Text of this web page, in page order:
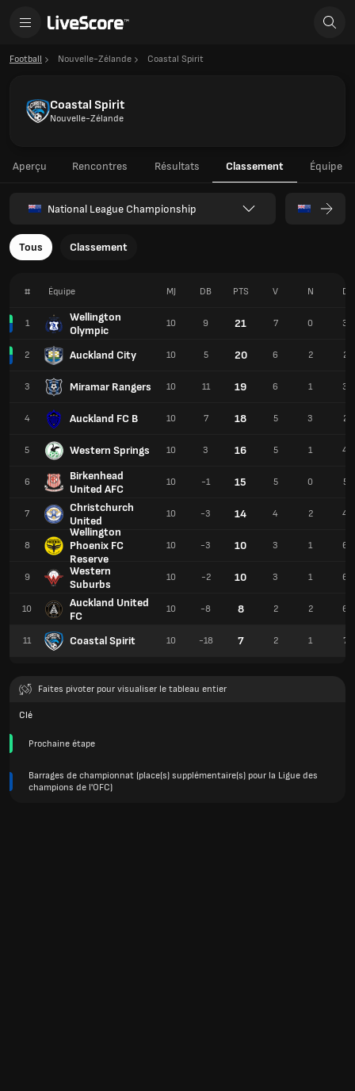
Football Nouvelle-Zélande Coastal Spirit
Coastal Spirit
Nouvelle-Zélande
Aperçu Rencontres Résultats Classement Équipe
National League Championship
Tous Classement
# Équipe
1
Wellington
Olympic
2 Auckland City
3 Miramar Rangers
4 Auckland FC B
5 Western Springs
6
Birkenhead
United AFC
7
Christchurch
United
8
Wellington
Phoenix FC
Reserve
9
Western
Suburbs
10
Auckland United
FC
11 Coastal Spirit
MJ DB PTS V N D
10 9 21 7 0 3
10 5 20 6 2 2
10 11 19 6 1 3
10 7 18 5 3 2
10 3 16 5 1 4
10 -1 15 5 0 5
10 -3 14 4 2 4
10 -3 10 3 1 6
10 -2 10 3 1 6
10 -8 8 2 2 6
10 -18 7 2 1 7
Faites pivoter pour visualiser le tableau entier
Clé
Prochaine étape
Barrages de championnat (place(s) supplémentaire(s) pour la Ligue des
champions de l'OFC)